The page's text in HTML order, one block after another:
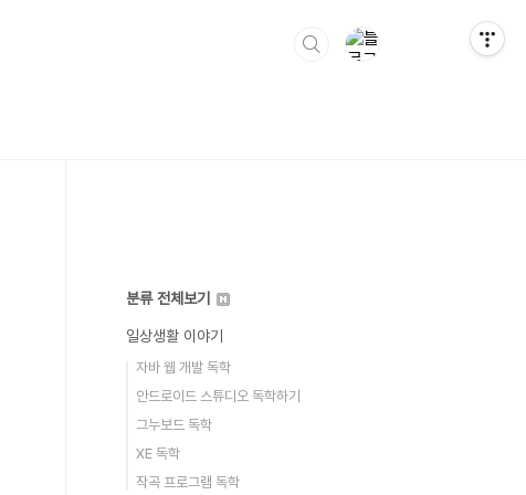
분류 전체보기
일상생활 이야기
자바 웹 개발 독학
안드로이드 스튜디오 독학하기
그누보드 독학
XE 독학
작곡 프로그램 독학